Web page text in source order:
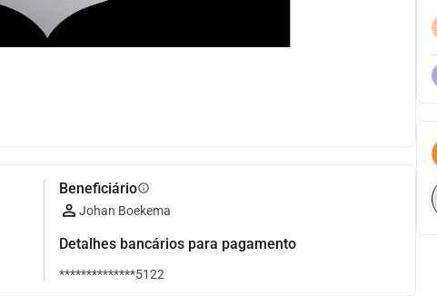
Beneficiárioinfo
Johan Boekema
Detalhes bancários para pagamento
**************5122